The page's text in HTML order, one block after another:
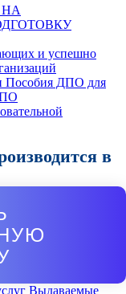
и успешно
Пособия ДПО для
в
Выдаваемые